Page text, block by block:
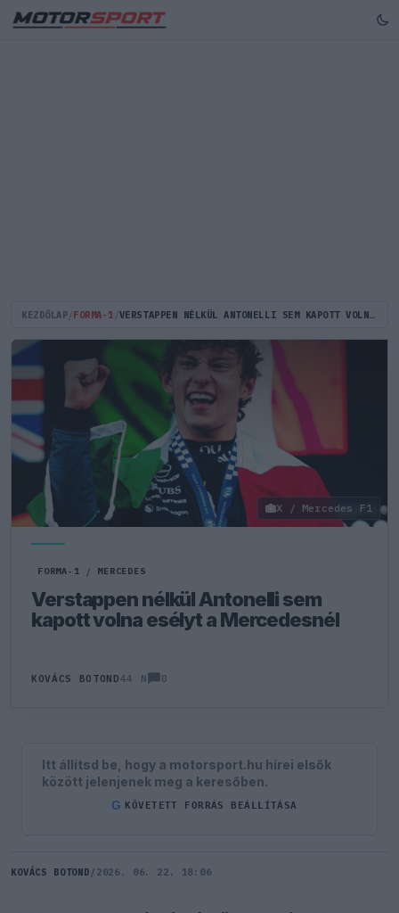
KEZDŐLAP FORMA-1 VERSTAPPEN NÉLKÜL ANTONELLI SEM KAPOTT VOLNA ESÉLYT A MERCEDESNÉL
X / Mercedes F1
FORMA-1 / MERCEDES
Verstappen nélkül Antonelli sem
kapott volna esélyt a Mercedesnél
KOVÁCS BOTOND44 N 0
Itt állítsd be, hogy a motorsport.hu hírei elsők
között jelenjenek meg a keresőben.
G KÖVETETT FORRÁS BEÁLLÍTÁSA
KOVÁCS BOTOND / 2026. 06. 22. 18:06